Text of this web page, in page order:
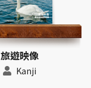
旅遊映像
Kanji